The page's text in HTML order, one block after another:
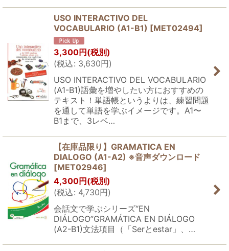
USO INTERACTIVO DEL
VOCABULARIO (A1-B1) [MET02494]
3,300円(税別)
(税込: 3,630円)
USO INTERACTIVO DEL VOCABULARIO
(A1-B1)語彙を増やしたい方におすすめの
テキスト！単語帳というよりは、練習問題
を通して単語を学ぶイメージです。A1〜
B1まで、3レベ…
【在庫品限り】GRAMATICA EN
DIALOGO (A1-A2) ※音声ダウンロード
[MET02946]
4,300円(税別)
(税込: 4,730円)
会話文で学ぶシリーズ“EN
DIÁLOGO”GRAMÁTICA EN DIÁLOGO
(A2-B1)文法項目（「Serとestar」、…